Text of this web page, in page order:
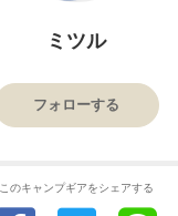
ミツル
フォローする
このキャンプギアをシェアする